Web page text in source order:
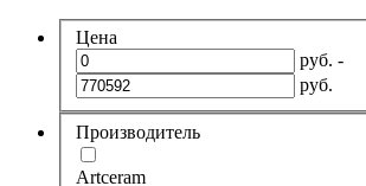
Цена
руб. -
руб.
Производитель
Artceram